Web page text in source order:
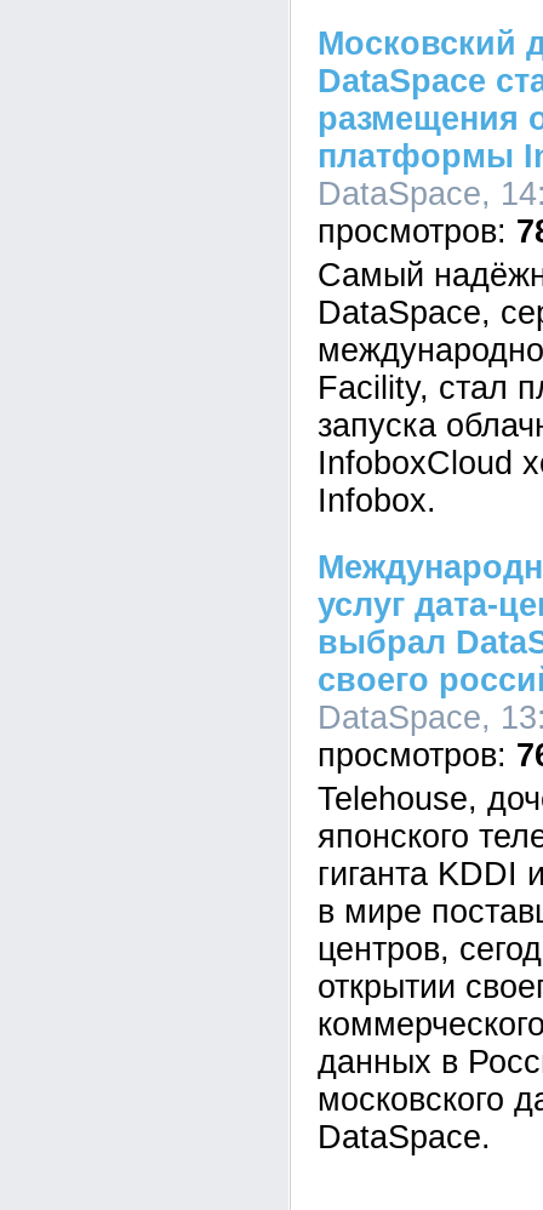
Московский
DataSpace
размещения
платформы
DataSpace,
Самый
DataSpace,
Facility, стал
запуска
InfoboxCloud
Infobox.
услуг дата-
выбрал
своего
DataSpace,
Telehouse,
японского
гиганта KDDI
в мире
центров,
открытии
данных в
московского
DataSpace.